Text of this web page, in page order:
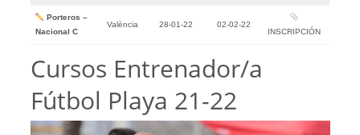
Porteros –
Nacional C
València 28-01-22
02-02-22
INSCRIPCIÓN
Cursos Entrenador/a
Fútbol Playa 21-22